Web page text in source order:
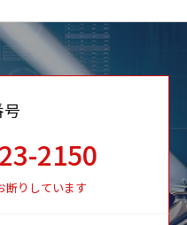
2150
りしています